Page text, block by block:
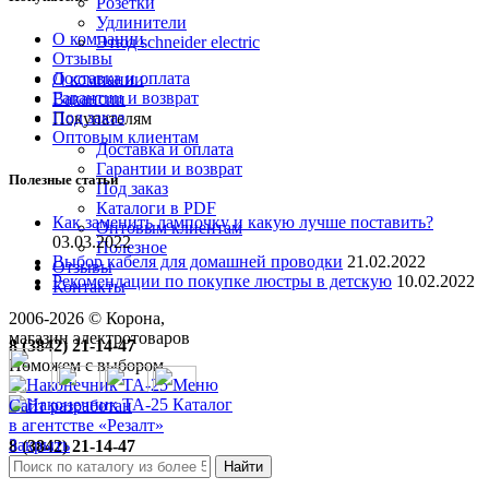
Удлинители
Этюд schneider electric
О компании
Вакансии
Покупателям
Доставка и оплата
Гарантии и возврат
Под заказ
Каталоги в PDF
Оптовым клиентам
Полезное
Отзывы
Контакты
8 (3842) 21-14-47
Поможем с выбором
Меню
Каталог
8 (3842) 21-14-47
Поможем с выбором
О компании
Отзывы
Доставка и оплата
Гарантии и возврат
Под заказ
Оптовым клиентам
Полезные статьи
Как заменить лампочку и какую лучше поставить?
03.03.2022
Выбор кабеля для домашней проводки 21.02.2022
Рекомендации по покупке люстры в детскую 10.02.2022
2006-2026 © Корона,
магазин электротоваров
Сайт разработан
в агентстве «Резалт»
Закрыть
Найти